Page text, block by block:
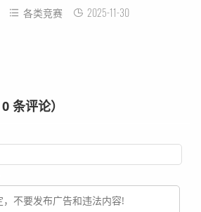
各类竞赛 2025-11-30
0 条评论）